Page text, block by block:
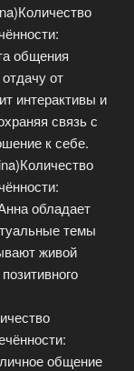
общения
от
интерактивы и
связь с
к себе.
обладает
темы
живой
общение